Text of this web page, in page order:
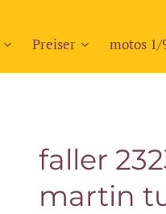
Preiser motos 1/
faller
martin